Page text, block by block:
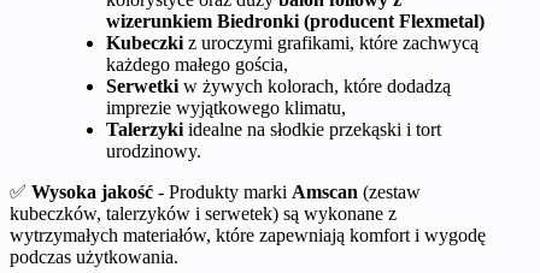
wizerunkiem Biedronki (producent Flexmetal)
Kubeczki z uroczymi grafikami, które zachwycą
każdego małego gościa,
Serwetki w żywych kolorach, które dodadzą
imprezie wyjątkowego klimatu,
Talerzyki idealne na słodkie przekąski i tort
urodzinowy.
✅ Wysoka jakość - Produkty marki Amscan (zestaw
kubeczków, talerzyków i serwetek) są wykonane z
wytrzymałych materiałów, które zapewniają komfort i wygodę
podczas użytkowania.